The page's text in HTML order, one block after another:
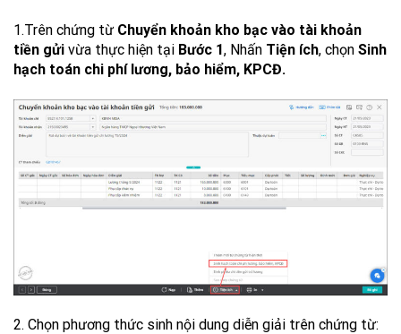
1.Trên chứng từ Chuyển khoản kho bạc vào tài khoản
tiền gửi vừa thực hiện tại Bước 1, Nhấn Tiện ích, chọn Sinh
hạch toán chi phí lương, bảo hiểm, KPCĐ.
2. Chọn phương thức sinh nội dung diễn giải trên chứng từ: